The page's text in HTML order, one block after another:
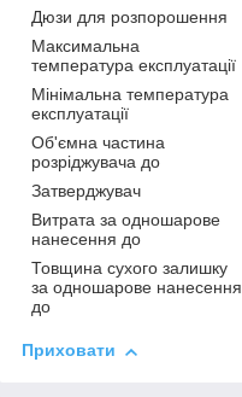
Дюзи для розпорошення
Максимальна
температура експлуатації
Мінімальна температура
експлуатації
Об'ємна частина
розріджувача до
Затверджувач
Витрата за одношарове
нанесення до
Товщина сухого залишку
за одношарове нанесення
до
Приховати